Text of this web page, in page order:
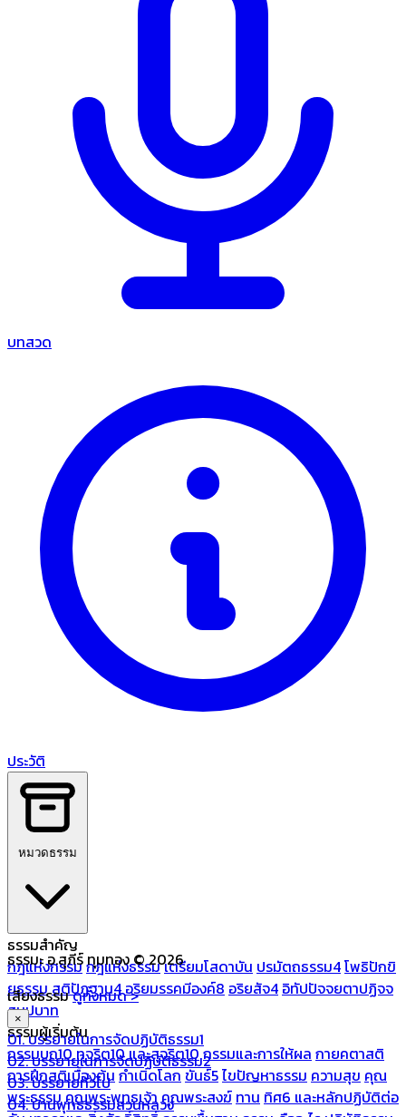
บทสวด
ประวัติ
หมวดธรรม
ธรรมสำคัญ
กฎแห่งกรรมกฎแห่งธรรมเตรียมโสดาบัน ปรมัตถธรรม4โพธิปักขิ
ยธรรมสติปัฏฐาน4อริยมรรคมีองค์8 อริยสัจ4 อิทัปปัจจยตาปฏิจจ
สมุปบาท
ธรรมผู้เริ่มต้น
กรรมบถ10 ทุจริต10 และสุจริต10กรรมและการให้ผล กายคตาสติ
การฝึกสติเบื้องต้นกำเนิดโลกขันธ์5ไขปัญหาธรรม ความสุข คุณ
พระธรรมคุณพระพุทธเจ้าคุณพระสงฆ์ ทาน ทิศ6 และหลักปฏิบัติต่อ
ธรรมะ อ.สุภีร์ ทุมทอง © 2026
เสียงธรรมดูทั้งหมด >
×
01. บรรยายในการจัดปฏิบัติธรรม1
02. บรรยายในการจัดปฏิบัติธรรม2
03. บรรยายทั่วไป
04. บ้านพุทธธรรมสวนหลวง